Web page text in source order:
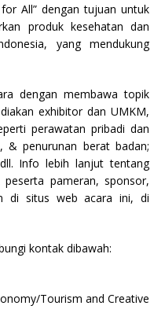
All” dengan tujuan untuk
produk kesehatan dan
yang mendukung
dengan membawa topik
exhibitor dan UMKM,
perawatan pribadi dan
& penurunan berat badan;
Info lebih lanjut tentang
pameran, sponsor,
di situs web acara ini, di
kontak dibawah:
Tourism and Creative